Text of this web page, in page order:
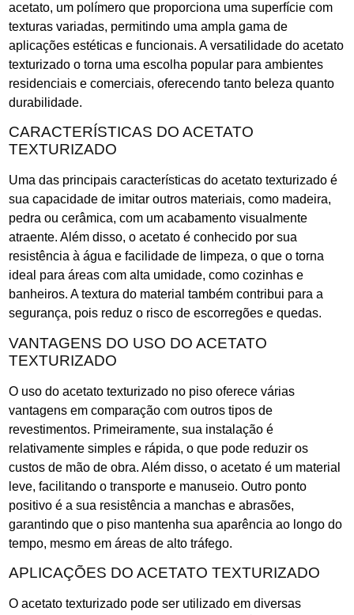
acetato, um polímero que proporciona uma superfície com
texturas variadas, permitindo uma ampla gama de
aplicações estéticas e funcionais. A versatilidade do acetato
texturizado o torna uma escolha popular para ambientes
residenciais e comerciais, oferecendo tanto beleza quanto
durabilidade.
CARACTERÍSTICAS DO ACETATO
TEXTURIZADO
Uma das principais características do acetato texturizado é
sua capacidade de imitar outros materiais, como madeira,
pedra ou cerâmica, com um acabamento visualmente
atraente. Além disso, o acetato é conhecido por sua
resistência à água e facilidade de limpeza, o que o torna
ideal para áreas com alta umidade, como cozinhas e
banheiros. A textura do material também contribui para a
segurança, pois reduz o risco de escorregões e quedas.
VANTAGENS DO USO DO ACETATO
TEXTURIZADO
O uso do acetato texturizado no piso oferece várias
vantagens em comparação com outros tipos de
revestimentos. Primeiramente, sua instalação é
relativamente simples e rápida, o que pode reduzir os
custos de mão de obra. Além disso, o acetato é um material
leve, facilitando o transporte e manuseio. Outro ponto
positivo é a sua resistência a manchas e abrasões,
garantindo que o piso mantenha sua aparência ao longo do
tempo, mesmo em áreas de alto tráfego.
APLICAÇÕES DO ACETATO TEXTURIZADO
O acetato texturizado pode ser utilizado em diversas